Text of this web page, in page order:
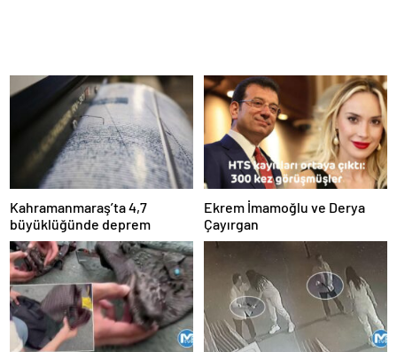
Kahramanmaraş’ta 4,7
büyüklüğünde deprem
Ekrem İmamoğlu ve Derya
Çayırgan